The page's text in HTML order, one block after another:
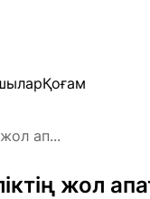
Қоғам
ап...
жол